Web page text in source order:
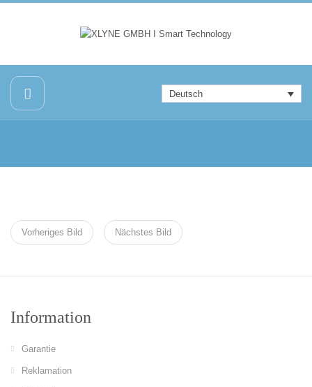
Deutsch
Vorheriges Bild Nächstes Bild
Information
Garantie
Reklamation